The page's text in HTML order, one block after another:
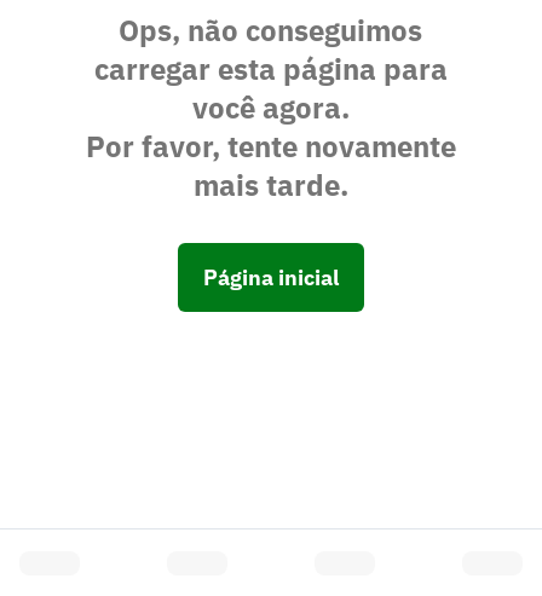
Ops, não conseguimos
carregar esta página para
você agora.
Por favor, tente novamente
mais tarde.
Página inicial